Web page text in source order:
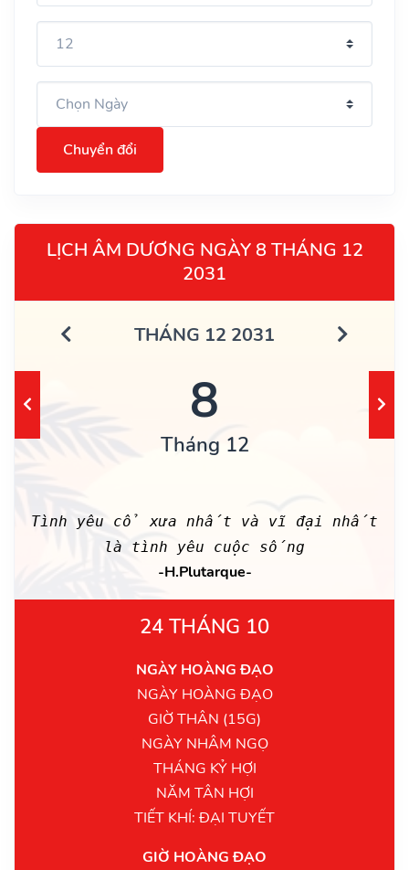
Chuyển đổi
LỊCH ÂM DƯƠNG NGÀY 8 THÁNG 12
2031
THÁNG 12 2031
8
Tháng 12
Tình yêu cổ xưa nhất và vĩ đại nhất
là tình yêu cuộc sống
-H.Plutarque-
24 THÁNG 10
NGÀY HOÀNG ĐẠO
NGÀY HOÀNG ĐẠO
GIỜ THÂN (15G)
NGÀY NHÂM NGỌ
THÁNG KỶ HỢI
NĂM TÂN HỢI
TIẾT KHÍ: ĐẠI TUYẾT
GIỜ HOÀNG ĐẠO